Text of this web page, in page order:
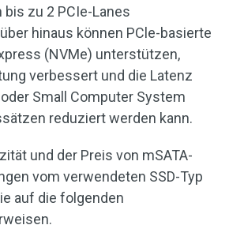
bis zu 2 PCIe-Lanes
hinaus können PCle-basierte
(NVMe) unterstützen,
verbessert und die Latenz
Small Computer System
reduziert werden kann.
und der Preis von mSATA-
vom verwendeten SSD-Typ
auf die folgenden